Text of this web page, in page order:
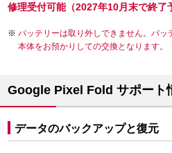
修理受付可能（2027年10月末で終了
バッテリーは取り外しできません。バ
本体をお預かりしての交換となります。
Google Pixel Fold サポート
データのバックアップと復元